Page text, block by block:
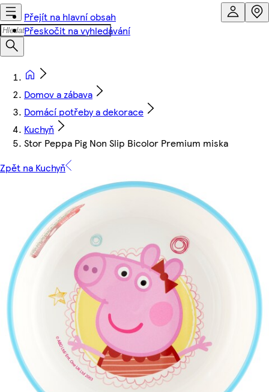
Přejít na hlavní obsah
Přeskočit na vyhledávání
Domov a zábava
Domácí potřeby a dekorace
Kuchyň
Stor Peppa Pig Non Slip Bicolor Premium miska
Zpět na Kuchyň